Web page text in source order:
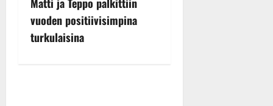
n
a
vuoden positiivisimpina
turkulaisina